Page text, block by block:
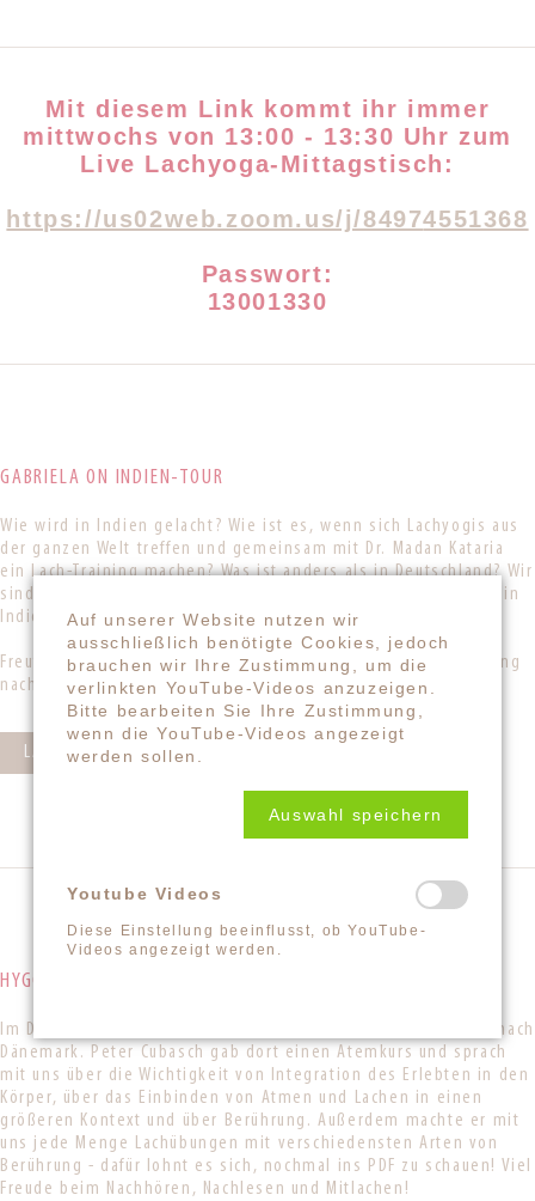
Mit diesem Link kommt ihr immer
mittwochs von 13:00 - 13:30 Uhr zum
Live Lachyoga-Mittagstisch:
https://us02web.zoom.us/j/84974551368
Passwort:
13001330
GABRIELA ON INDIEN-TOUR
Wie wird in Indien gelacht? Wie ist es, wenn sich Lachyogis aus
der ganzen Welt treffen und gemeinsam mit Dr. Madan Kataria
ein Lach-Training machen? Was ist anders als in Deutschland? Wir
sind gespannt, von Gabriela live zu hören und sehen, wie es in
Indien gerade aussieht, sich anhört, riecht und schmeckt.
Freut euch auf Mittwoch, den 25.01.2023, auf eine Live-Schaltung
nach Indien!
LACHYOGA-MITTAGSTISCH "HAPPY INDIA"
HYGGELIGES BERÜHRUNGSLACHEN
Im Dezember schalteten wir schon live in ein anderes Land: nach
Dänemark. Peter Cubasch gab dort einen Atemkurs und sprach
mit uns über die Wichtigkeit von Integration des Erlebten in den
Körper, über das Einbinden von Atmen und Lachen in einen
größeren Kontext und über Berührung. Außerdem machte er mit
uns jede Menge Lachübungen mit verschiedensten Arten von
Berührung - dafür lohnt es sich, nochmal ins PDF zu schauen! Viel
Freude beim Nachhören, Nachlesen und Mitlachen!
Auf unserer Website nutzen wir
ausschließlich benötigte Cookies, jedoch
brauchen wir Ihre Zustimmung, um die
verlinkten YouTube-Videos anzuzeigen.
Bitte bearbeiten Sie Ihre Zustimmung,
wenn die YouTube-Videos angezeigt
werden sollen.
Auswahl speichern
Youtube Videos
Diese Einstellung beeinflusst, ob YouTube-
Videos angezeigt werden.